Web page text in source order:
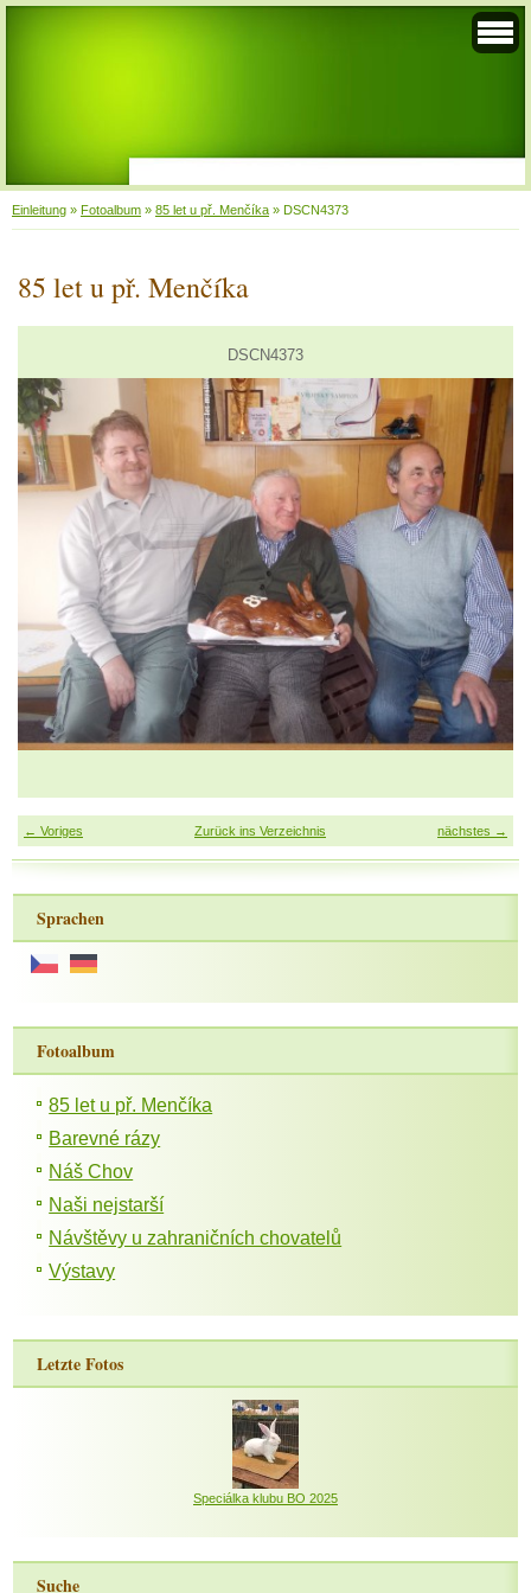
Einleitung » Fotoalbum » 85 let u př. Menčíka » DSCN4373
85 let u př. Menčíka
DSCN4373
← Voriges nächstes →
Zurück ins Verzeichnis
Sprachen
Fotoalbum
85 let u př. Menčíka
Barevné rázy
Náš Chov
Naši nejstarší
Návštěvy u zahraničních chovatelů
Výstavy
Letzte Fotos
Speciálka klubu BO 2025
Suche